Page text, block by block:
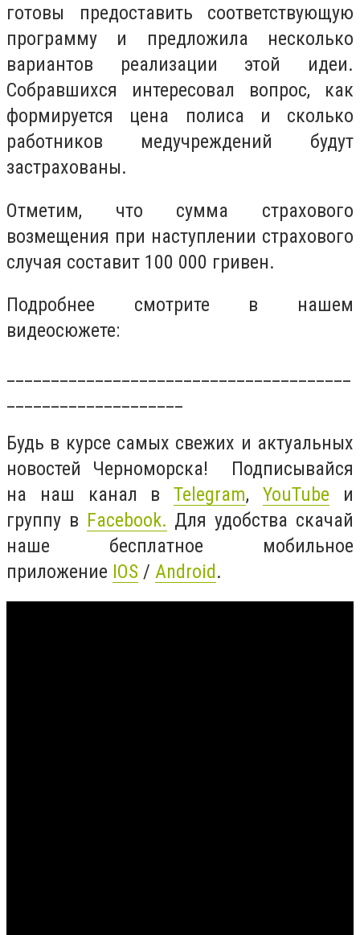
готовы предоставить соответствующую
программу и предложила несколько
вариантов реализации этой идеи.
Собравшихся интересовал вопрос, как
формируется цена полиса и сколько
работников медучреждений будут
застрахованы.
Отметим, что сумма страхового
возмещения при наступлении страхового
случая составит 100 000 гривен.
Подробнее смотрите в нашем
видеосюжете:
Будь в курсе самых свежих и актуальных
новостей Черноморска! Подписывайся
на наш канал вTelegram,YouTube и
группу в Facebook. Для удобства скачай
наше бесплатное мобильное
приложение IOS / Android.